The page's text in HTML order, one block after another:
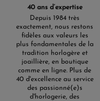
40 ans d’expertise
Depuis 1984 très
exactement, nous restons
fidèles aux valeurs les
plus fondamentales de la
tradition horlogère et
joaillière, en boutique
comme en ligne. Plus de
40 d'excellence au service
des passionné(e)s
d'horlogerie, des